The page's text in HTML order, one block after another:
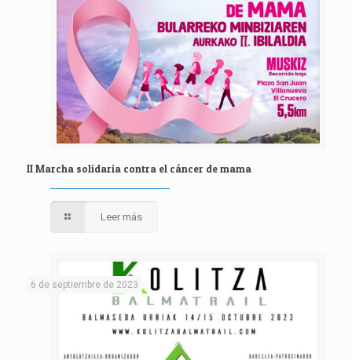
II Marcha solidaria contra el cáncer de mama
Leer más
6 de septiembre de 2023